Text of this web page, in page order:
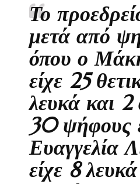
Το
μετά από
όπου ο
είχε 25
λευκά και
30 ψήφους
Ευαγγελία
είχε 8